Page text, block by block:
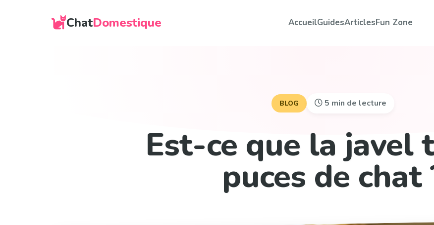
ChatDomestique AccueilGuidesArticlesFun Zone
BLOG 5 min de lecture
Est-ce que la javel
puces de chat